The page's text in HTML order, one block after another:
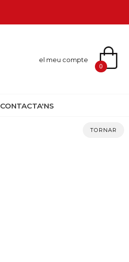
el meu compte
0
CONTACTA'NS
TORNAR